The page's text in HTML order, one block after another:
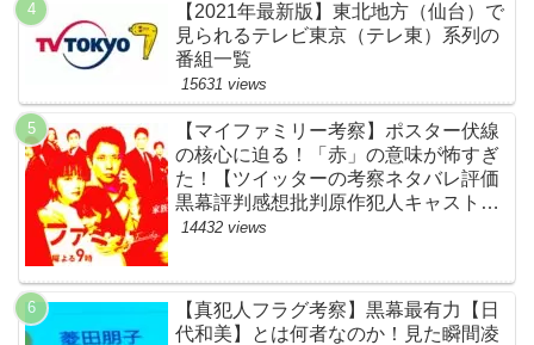
【2021年最新版】東北地方（仙台）で
見られるテレビ東京（テレ東）系列の
番組一覧
15631 views
【マイファミリー考察】ポスター伏線
の核心に迫る！「赤」の意味が怖すぎ
た！【ツイッターの考察ネタバレ評価
黒幕評判感想批判原作犯人キャスト脚
本あらすじ伏線まとめ】
14432 views
【真犯人フラグ考察】黒幕最有力【日
代和美】とは何者なのか！見た瞬間凌